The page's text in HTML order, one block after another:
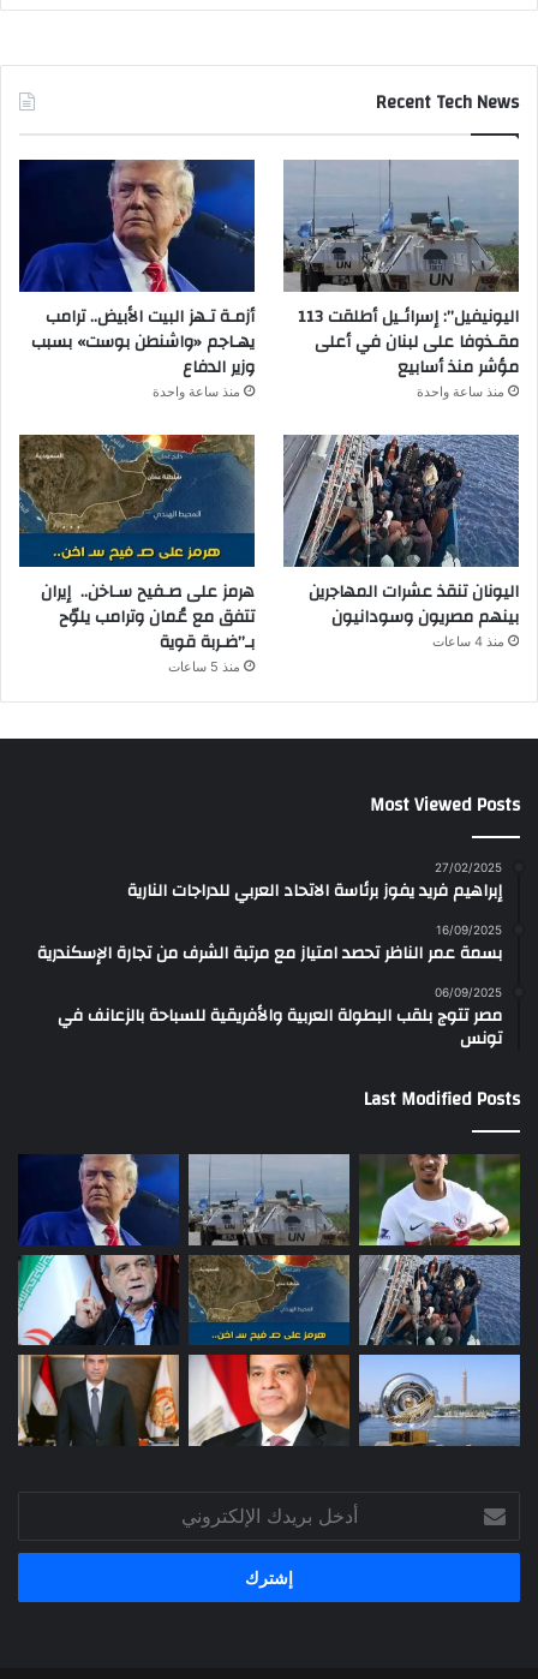
Recent Tech News
اليونيفيل”: إسرائـيل أطلقت 113
مقـذوفا على لبنان في أعلى
مؤشر منذ أسابيع
منذ ساعة واحدة
أزمـة تـهز البيت الأبيض.. ترامب
يهـاجم «واشنطن بوست» بسبب
وزير الدفاع
منذ ساعة واحدة
اليونان تنقذ عشرات المهاجرين
بينهم مصريون وسودانيون
منذ 4 ساعات
هرمز على صـفيح سـاخن.. إيران
تتفق مع عُمان وترامب يلوّح
بـ”ضـربة قوية
منذ 5 ساعات
Most Viewed Posts
27/02/2025
إبراهيم فريد يفوز برئاسة الاتحاد العربي للدراجات النارية
16/09/2025
بسمة عمر الناظر تحصد امتياز مع مرتبة الشرف من تجارة الإسكندرية
06/09/2025
مصر تتوج بلقب البطولة العربية والأفريقية للسباحة بالزعانف في
تونس
Last Modified Posts
بريدك
الإلكتروني